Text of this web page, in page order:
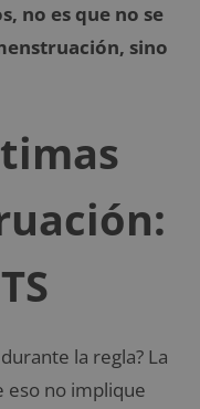
no es que no se
sino
la regla? La
eso no implique